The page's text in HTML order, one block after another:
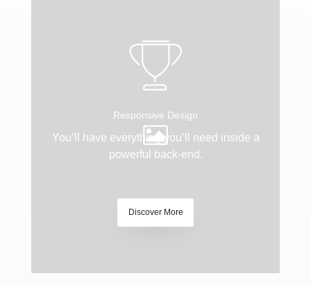
Responsive Design
You’ll have everything you’ll need inside a
powerful back-end.
Discover More